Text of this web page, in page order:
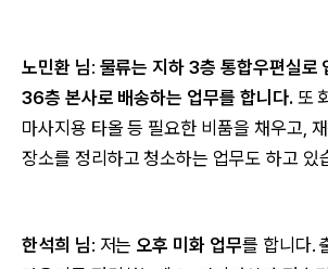
노민환 님: 물류는 지하 3층 통합우편실로
36층 본사로 배송하는 업무를 합니다. 또
마사지용 타올 등 필요한 비품을 채우고,
장소를 정리하고 청소하는 업무도 하고 있
한석희 님: 저는 오후 미화 업무를 합니다.